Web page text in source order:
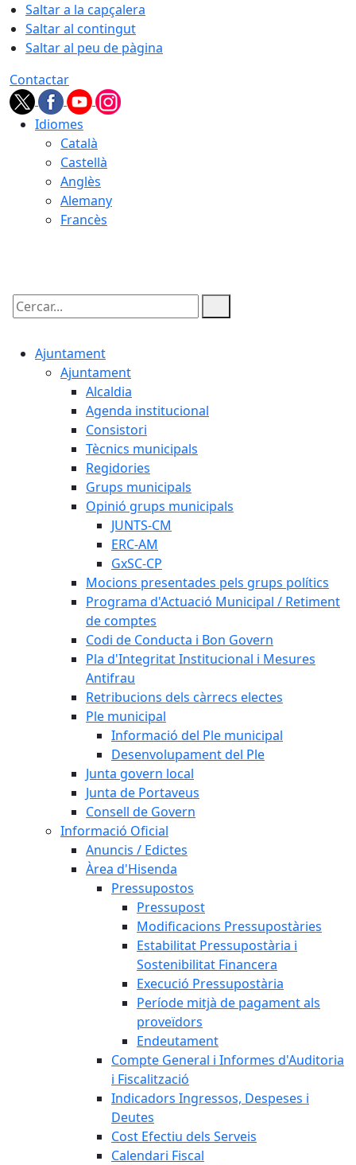
Saltar a la capçalera
Saltar al contingut
Saltar al peu de pàgina
Contactar
Idiomes
Català
Castellà
Anglès
Alemany
Francès
Cercar:
Ajuntament
Ajuntament
Alcaldia
Agenda institucional
Consistori
Tècnics municipals
Regidories
Grups municipals
Opinió grups municipals
JUNTS-CM
ERC-AM
GxSC-CP
Mocions presentades pels grups polítics
Programa d'Actuació Municipal / Retiment
de comptes
Codi de Conducta i Bon Govern
Pla d'Integritat Institucional i Mesures
Antifrau
Retribucions dels càrrecs electes
Ple municipal
Informació del Ple municipal
Desenvolupament del Ple
Junta govern local
Junta de Portaveus
Consell de Govern
Informació Oficial
Anuncis / Edictes
Àrea d'Hisenda
Pressupostos
Pressupost
Modificacions Pressupostàries
Estabilitat Pressupostària i
Sostenibilitat Financera
Execució Pressupostària
Període mitjà de pagament als
proveïdors
Endeutament
Compte General i Informes d'Auditoria
i Fiscalització
Indicadors Ingressos, Despeses i
Deutes
Cost Efectiu dels Serveis
Calendari Fiscal